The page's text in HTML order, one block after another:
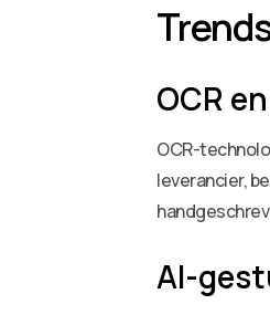
OCR
OCR-
leverancier,
AI-